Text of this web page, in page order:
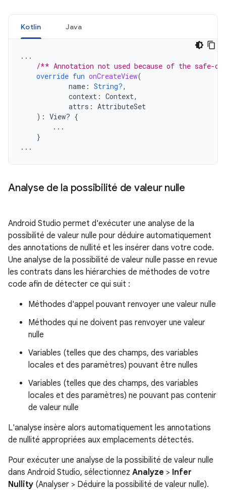
Kotlin Java
...
/** Annotation not used because of the safe-
override fun onCreateView(
name : String?,
context : Context,
attrs : AttributeSet
): View? {
...
}
...
Analyse de la possibilité de valeur nulle
Android Studio permet d'exécuter une analyse de la
possibilité de valeur nulle pour déduire automatiquement
des annotations de nullité et les insérer dans votre code.
Une analyse de la possibilité de valeur nulle passe en revue
les contrats dans les hiérarchies de méthodes de votre
code afin de détecter ce qui suit :
Méthodes d'appel pouvant renvoyer une valeur nulle
Méthodes qui ne doivent pas renvoyer une valeur
nulle
Variables (telles que des champs, des variables
locales et des paramètres) pouvant être nulles
Variables (telles que des champs, des variables
locales et des paramètres) ne pouvant pas contenir
de valeur nulle
L'analyse insère alors automatiquement les annotations
de nullité appropriées aux emplacements détectés.
Pour exécuter une analyse de la possibilité de valeur nulle
dans Android Studio, sélectionnez Analyze > Infer
Nullity (Analyser > Déduire la possibilité de valeur nulle).